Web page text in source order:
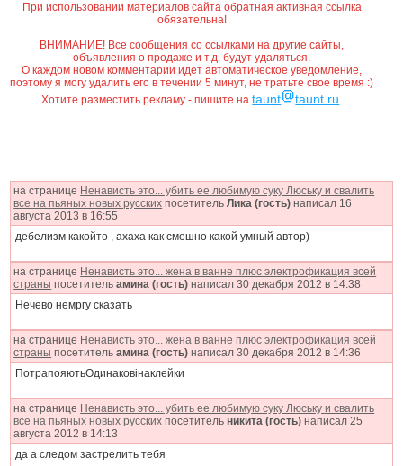
При использовании материалов сайта обратная активная ссылка
обязательна!
ВНИМАНИЕ! Все сообщения со ссылками на другие сайты,
объявления о продаже и т.д. будут удаляться.
О каждом новом комментарии идет автоматическое уведомление,
поэтому я могу удалить его в течении 5 минут, не тратьте свое время :)
Хотите разместить рекламу - пишите наtaunt taunt.ru.
на странице Ненависть это... убить ее любимую суку Люську и свалить
все на пьяных новых русских посетительЛика (гость) написал 16
августа 2013 в 16:55
дебелизм какойто , ахаха как смешно какой умный автор)
на странице Ненависть это... жена в ванне плюс электрофикация всей
страны посетительамина (гость) написал 30 декабря 2012 в 14:38
Нечево немргу сказать
на странице Ненависть это... жена в ванне плюс электрофикация всей
страны посетительамина (гость) написал 30 декабря 2012 в 14:36
ПотрапояютьОдинаковінаклейки
на странице Ненависть это... убить ее любимую суку Люську и свалить
все на пьяных новых русских посетительникита (гость) написал 25
августа 2012 в 14:13
да а следом застрелить тебя